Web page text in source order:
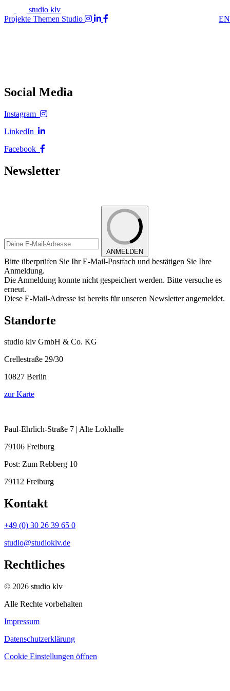
studio klv
Projekte Themen Studio EN
Social Media
Instagram
LinkedIn
Facebook
Newsletter
ANMELDEN
Bitte überprüfen Sie Ihr E-Mail-Postfach und bestätigen Sie Ihre
Anmeldung.
Die Anmeldung konnte nicht gespeichert werden. Bitte versuche es
erneut.
Diese E-Mail-Adresse ist bereits für unseren Newsletter angemeldet.
Standorte
studio klv GmbH & Co. KG
Crellestraße 29/30
10827 Berlin
zur Karte
Paul-Ehrlich-Straße 7 | Alte Lokhalle
79106 Freiburg
Post: Zum Rebberg 10
79112 Freiburg
Kontakt
+49 (0) 30 26 39 65 0
studio@studioklv.de
Rechtliches
© 2026 studio klv
Alle Rechte vorbehalten
Impressum
Datenschutzerklärung
Cookie Einstellungen öffnen